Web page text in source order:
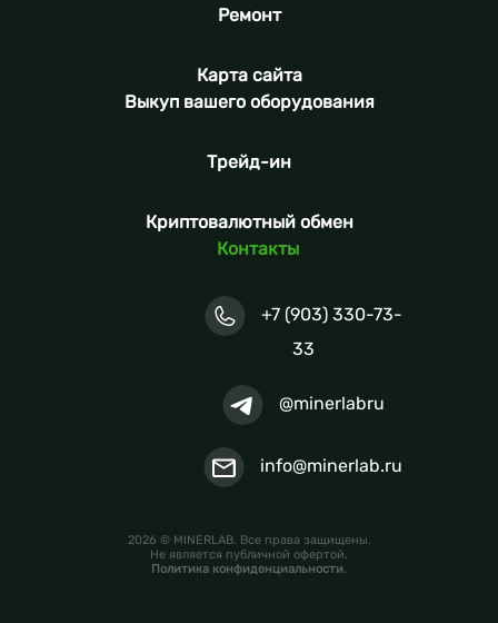
Ремонт
Карта сайта
Выкуп вашего оборудования
Трейд-ин
Криптовалютный обмен
Контакты
+7 (903) 330-73-
33
@minerlabru
info@minerlab.ru
2026 © MINERLAB. Все права защищены.
Не является публичной офертой.
Политика конфиденциальности.